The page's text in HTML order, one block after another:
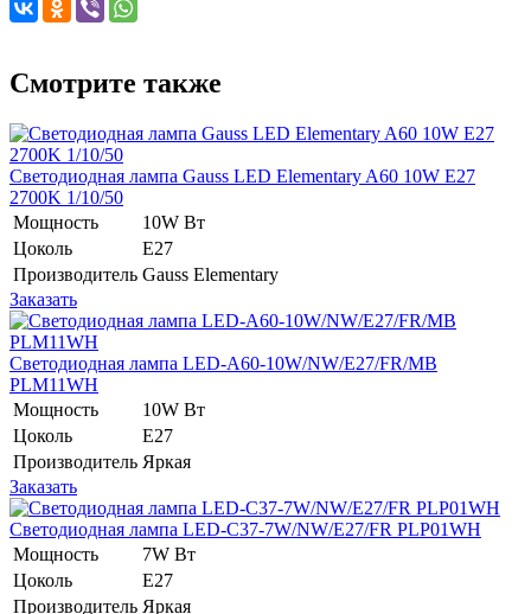
Смотрите также
Светодиодная лампа Gauss LED Elementary A60 10W E27
2700K 1/10/50
Мощность
10W Вт
Цоколь
E27
Производитель Gauss Elementary
Заказать
Светодиодная лампа LED-A60-10W/NW/E27/FR/MB
PLM11WH
Мощность
10W Вт
Цоколь
E27
Производитель Яркая
Заказать
Светодиодная лампа LED-C37-7W/NW/E27/FR PLP01WH
Мощность
7W Вт
Цоколь
E27
Производитель Яркая